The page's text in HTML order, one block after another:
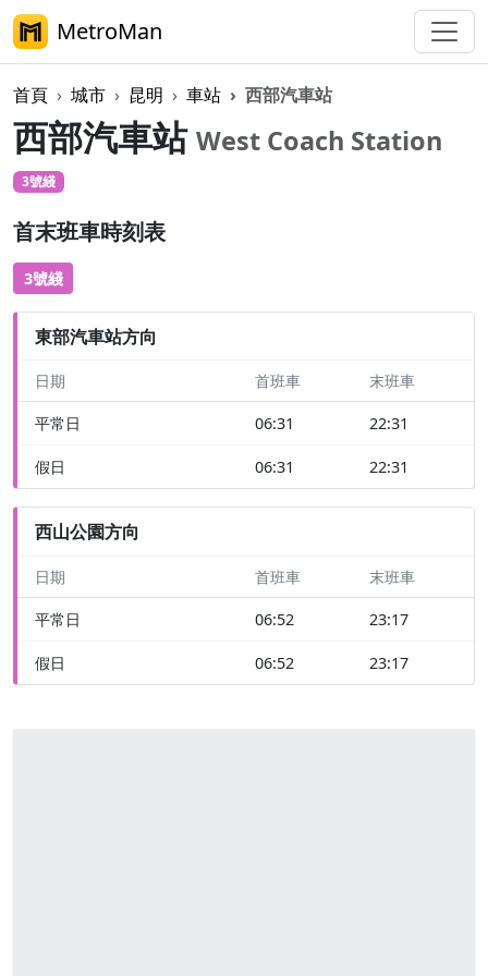
MetroMan
首頁 城市 昆明 車站 西部汽車站
西部汽車站 West Coach Station
3號綫
首末班車時刻表
3號綫
東部汽車站方向
日期 首班車 末班車
平常日 06:31 22:31
假日 06:31 22:31
西山公園方向
日期 首班車 末班車
平常日 06:52 23:17
假日 06:52 23:17